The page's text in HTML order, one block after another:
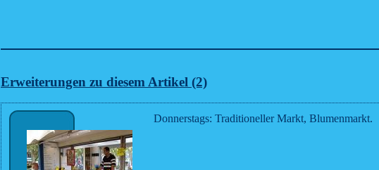
Erweiterungen zu diesem Artikel (2)
Donnerstags: Traditioneller Markt, Blumenmarkt.